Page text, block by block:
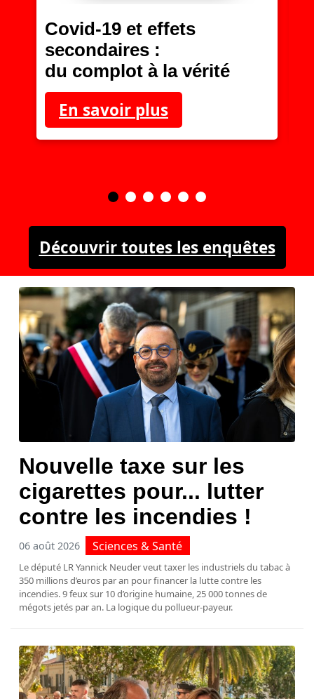
Covid-19 et effets
secondaires :
du complot à la vérité
En savoir plus
Découvrir toutes les enquêtes
Nouvelle taxe sur les
cigarettes pour... lutter
contre les incendies !
06 août 2026 Sciences & Santé
Le député LR Yannick Neuder veut taxer les industriels du tabac à
350 millions d’euros par an pour financer la lutte contre les
incendies. 9 feux sur 10 d’origine humaine, 25 000 tonnes de
mégots jetés par an. La logique du pollueur-payeur.